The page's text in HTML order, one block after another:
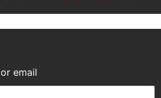
email